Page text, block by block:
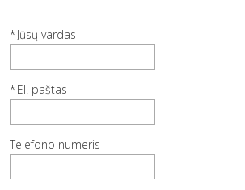
Jūsų vardas
El. paštas
Telefono numeris